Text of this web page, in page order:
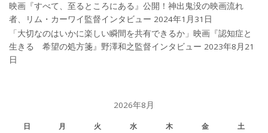
映画『すべて、至るところにある』公開！神出鬼没の映画流れ
者、リム・カーワイ監督インタビュー 2024年1月31日
「大切なのはいかに楽しい瞬間を共有できるか」映画『認知症と
生きる 希望の処方箋』野澤和之監督インタビュー 2023年8月21
日
2026年8月
日 月 火 水 木 金
土